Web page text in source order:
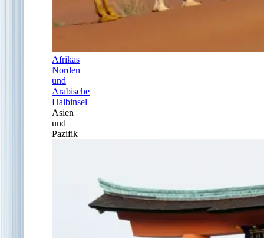
Afrikas
Norden
und
Arabische
Halbinsel
Asien
und
Pazifik